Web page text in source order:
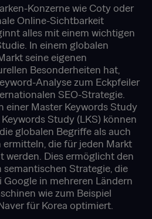
Konzerne wie Coty oder
Online-Sichtbarkeit
alles mit einem wichtigen
In einem globalen
seine eigenen
Besonderheiten hat,
Analyse zum Eckpfeiler
SEO-Strategie.
einer Master Keywords Study
Study (LKS) können
globalen Begriffe als auch
ermitteln, die für jeden Markt
werden. Dies ermöglicht den
Strategie, die
in mehreren Ländern
wie zum Beispiel
für Korea optimiert.